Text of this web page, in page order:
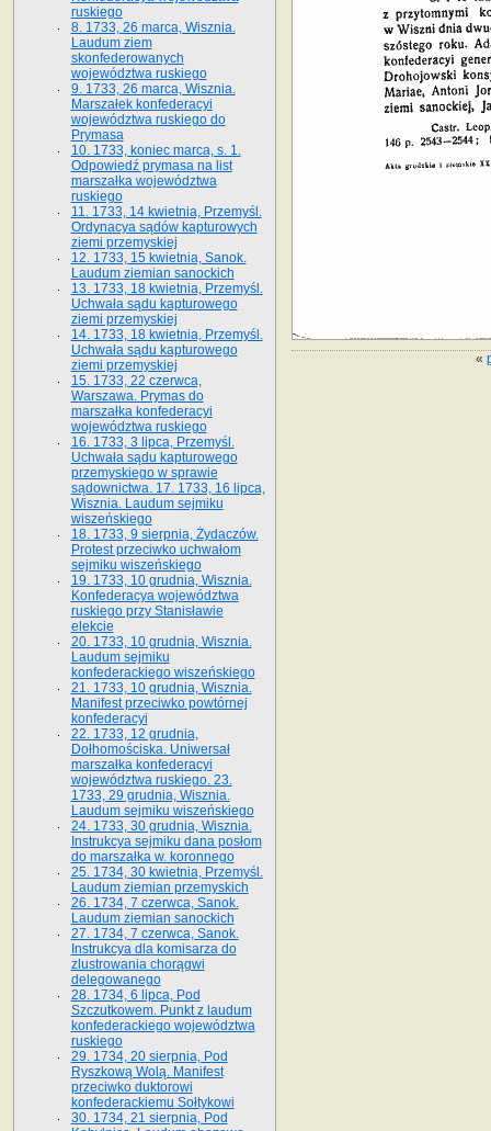
«
ruskiego
8. 1733, 26 marca, Wisznia.
Laudum ziem
skonfederowanych
województwa ruskiego
9. 1733, 26 marca, Wisznia.
Marszałek konfederacyi
województwa ruskiego do
Prymasa
10. 1733, koniec marca, s. 1.
Odpowiedź prymasa na list
marszałka województwa
ruskiego
11. 1733, 14 kwietnia, Przemyśl.
Ordynacya sądów kapturowych
ziemi przemyskiej
12. 1733, 15 kwietnia, Sanok.
Laudum ziemian sanockich
13. 1733, 18 kwietnia, Przemyśl.
Uchwała sądu kapturowego
ziemi przemyskiej
14. 1733, 18 kwietnia, Przemyśl.
Uchwała sądu kapturowego
ziemi przemyskiej
15. 1733, 22 czerwca,
Warszawa. Prymas do
marszałka konfederacyi
województwa ruskiego
16. 1733, 3 lipca, Przemyśl.
Uchwała sądu kapturowego
przemyskiego w sprawie
sądownictwa. 17. 1733, 16 lipca,
Wisznia. Laudum sejmiku
wiszeńskiego
18. 1733, 9 sierpnia, Żydaczów.
Protest przeciwko uchwałom
sejmiku wiszeńskiego
19. 1733, 10 grudnia, Wisznia.
Konfederacya województwa
ruskiego przy Stanisławie
elekcie
20. 1733, 10 grudnia, Wisznia.
Laudum sejmiku
konfederackiego wiszeńskiego
21. 1733, 10 grudnia, Wisznia.
Manifest przeciwko powtórnej
konfederacyi
22. 1733, 12 grudnia,
Dołhomościska. Uniwersał
marszałka konfederacyi
województwa ruskiego. 23.
1733, 29 grudnia, Wisznia.
Laudum sejmiku wiszeńskiego
24. 1733, 30 grudnia, Wisznia.
Instrukcya sejmiku dana posłom
do marszałka w. koronnego
25. 1734, 30 kwietnia, Przemyśl.
Laudum ziemian przemyskich
26. 1734, 7 czerwca, Sanok.
Laudum ziemian sanockich
27. 1734, 7 czerwca, Sanok.
Instrukcya dla komisarza do
zlustrowania chorągwi
delegowanego
28. 1734, 6 lipca, Pod
Szczutkowem. Punkt z laudum
konfederackiego województwa
ruskiego
29. 1734, 20 sierpnia, Pod
Ryszkową Wolą. Manifest
przeciwko duktorowi
konfederackiemu Sołtykowi
30. 1734, 21 sierpnia, Pod